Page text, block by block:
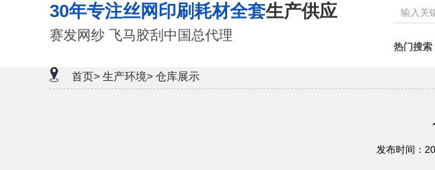
30年专注丝网印刷耗材全套生产供应
赛发网纱 飞马胶刮中国总代理
热门搜索
首页> 生产环境> 仓库展示
发布时间：